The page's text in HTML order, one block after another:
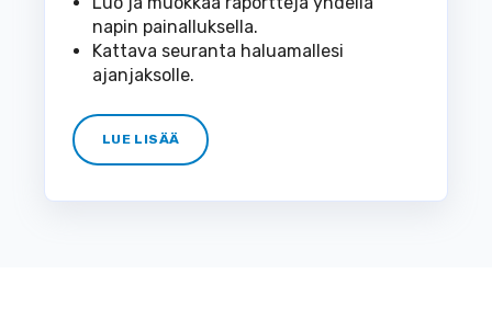
napin painalluksella.
Kattava seuranta haluamallesi
ajanjaksolle.
LUE LISÄÄ